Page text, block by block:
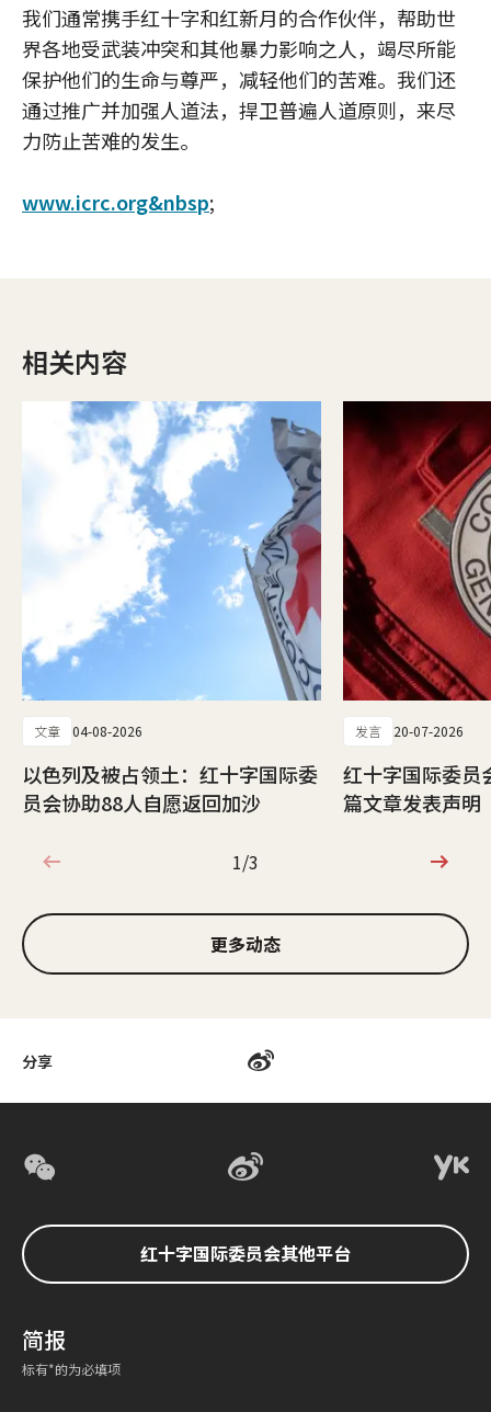
分享
我们通常携手红十字和红新月的合作伙伴，帮助世
界各地受武装冲突和其他暴力影响之人，竭尽所能
保护他们的生命与尊严，减轻他们的苦难。我们还
通过推广并加强人道法，捍卫普遍人道原则，来尽
力防止苦难的发生。
www.icrc.org&nbsp;
相关内容
文章 04-08-2026
以色列及被占领土：红十字国际委
员会协助88人自愿返回加沙
发言 20-07-2026
红十字国际委员
篇文章发表声明
1/3
1/3
更多动态
红十字国际委员会其他平台
简报
标有*的为必填项